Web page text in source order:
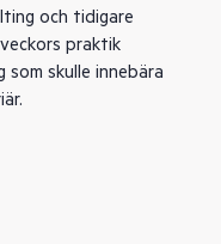
och tidigare
praktik
skulle innebära